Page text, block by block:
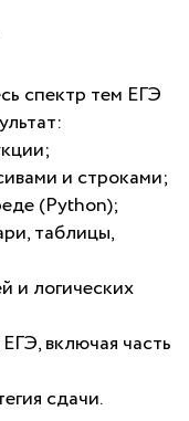
спектр тем ЕГЭ
и строками;
(Python);
таблицы,
и логических
включая часть
сдачи.